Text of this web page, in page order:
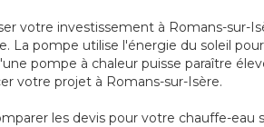
votre investissement à Romans-sur-
La pompe utilise l'énergie du soleil
pompe à chaleur puisse paraître
votre projet à Romans-sur-Isère.
les devis pour votre chauffe-